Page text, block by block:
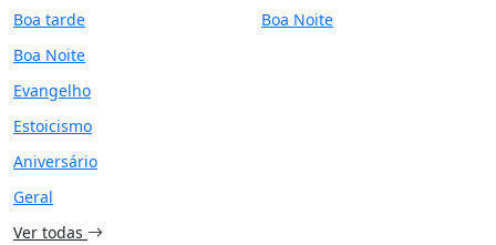
Boa tarde
Boa Noite
Evangelho
Estoicismo
Aniversário
Geral
Ver todas
Boa Noite